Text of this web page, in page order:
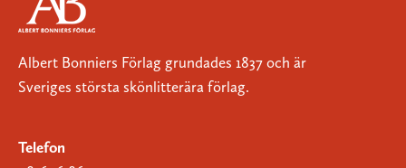
Albert Bonniers Förlag grundades 1837 och är
Sveriges största skönlitterära förlag.
Telefon